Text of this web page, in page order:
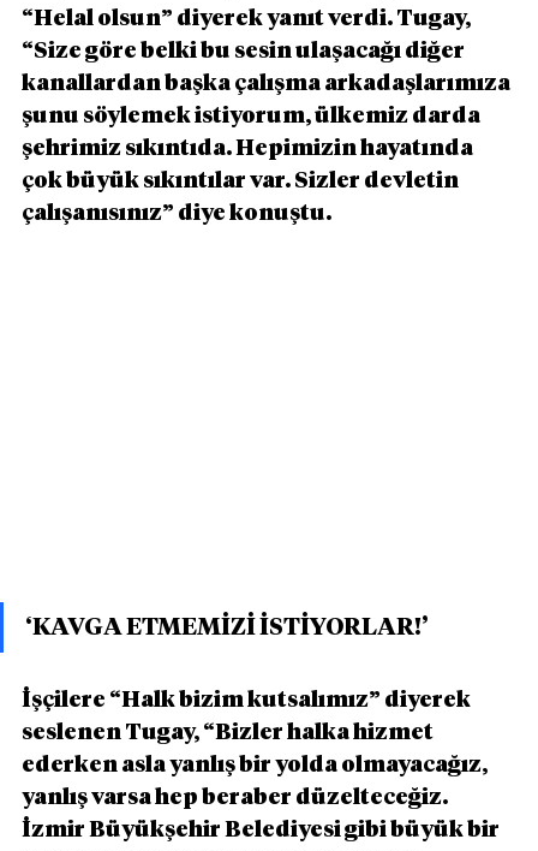
“Helal olsun” diyerek yanıt verdi. Tugay,
“Size göre belki bu sesin ulaşacağı diğer
kanallardan başka çalışma arkadaşlarımıza
şunu söylemek istiyorum, ülkemiz darda
şehrimiz sıkıntıda. Hepimizin hayatında
çok büyük sıkıntılar var. Sizler devletin
çalışanısınız” diye konuştu.
‘KAVGA ETMEMİZİ İSTİYORLAR!’
İşçilere “Halk bizim kutsalımız” diyerek
seslenen Tugay, “Bizler halka hizmet
ederken asla yanlış bir yolda olmayacağız,
yanlış varsa hep beraber düzelteceğiz.
İzmir Büyükşehir Belediyesi gibi büyük bir